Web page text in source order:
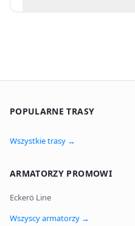
POPULARNE TRASY
Wszystkie trasy →
ARMATORZY PROMOWI
Eckerö Line
Wszyscy armatorzy →